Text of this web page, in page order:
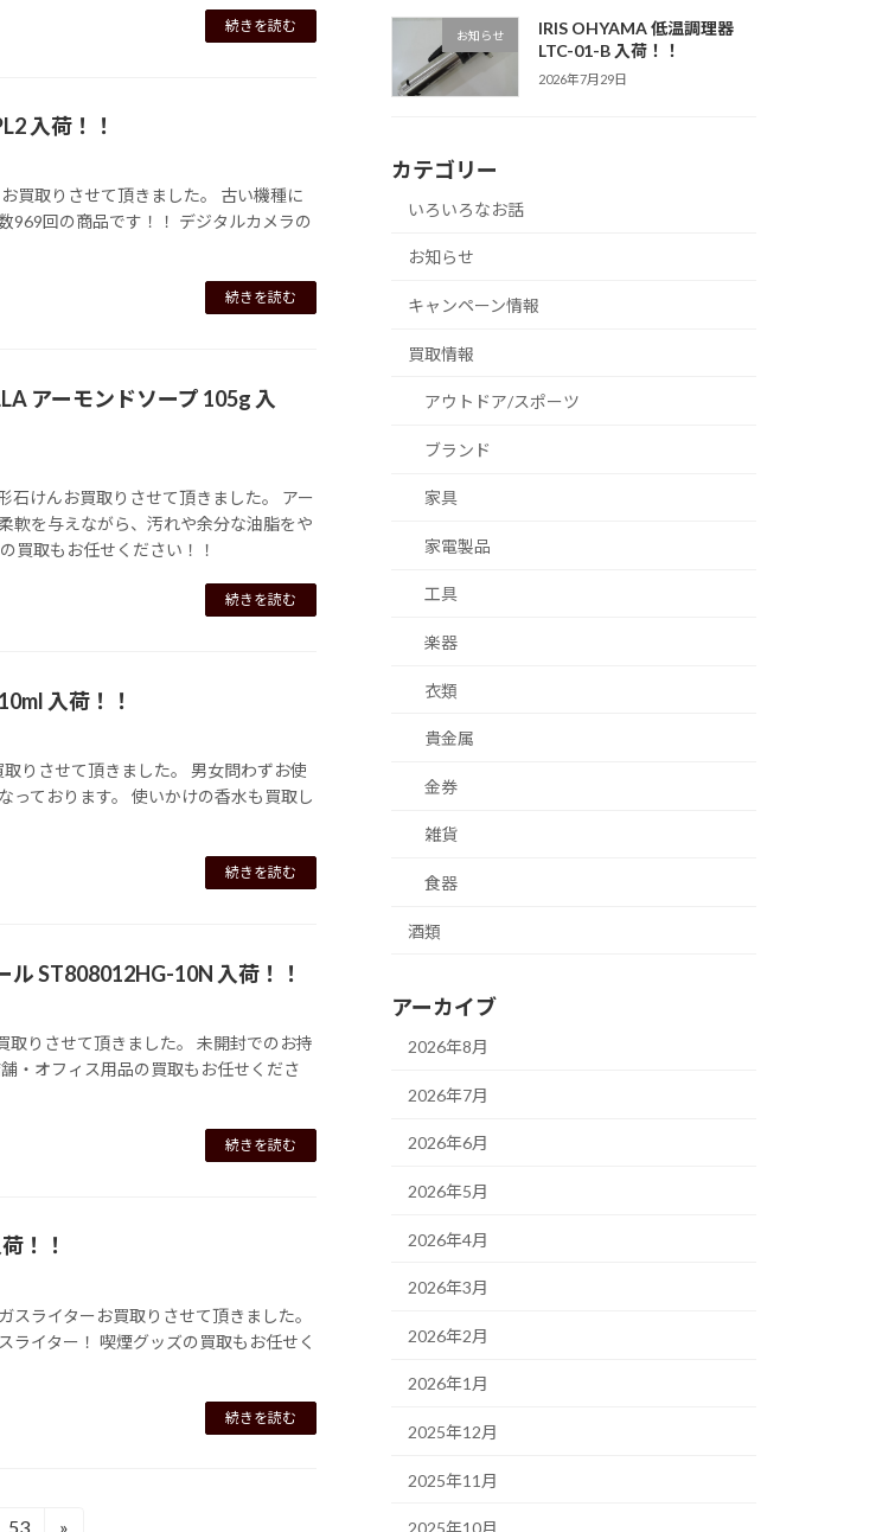
続きを読む
入荷！！
買取りさせて頂きました。 古い機種に
969回の商品です！！ デジタルカメラの
続きを読む
アーモンドソープ 105g 入
石けんお買取りさせて頂きました。 アー
軟を与えながら、汚れや余分な油脂をや
買取もお任せください！！
続きを読む
入荷！！
取りさせて頂きました。 男女問わずお使
っております。 使いかけの香水も買取し
続きを読む
ST808012HG-10N 入荷！！
取りさせて頂きました。 未開封でのお持
・オフィス用品の買取もお任せくださ
続きを読む
！！
スライターお買取りさせて頂きました。
ライター！ 喫煙グッズの買取もお任せく
続きを読む
53 »
お知らせ
IRIS OHYAMA 低温調理器
LTC-01-B 入荷！！
2026年7月29日
カテゴリー
いろいろなお話
お知らせ
キャンペーン情報
買取情報
アウトドア/スポーツ
ブランド
家具
家電製品
工具
楽器
衣類
貴金属
金券
雑貨
食器
酒類
アーカイブ
2026年8月
2026年7月
2026年6月
2026年5月
2026年4月
2026年3月
2026年2月
2026年1月
2025年12月
2025年11月